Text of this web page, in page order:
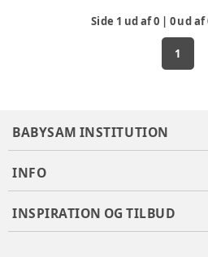
Side 1 ud af0 0ud af
1
BABYSAM INSTITUTION
INFO
INSPIRATION OG TILBUD